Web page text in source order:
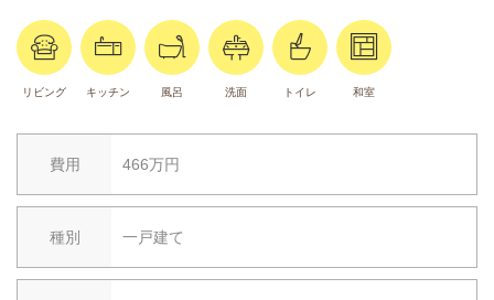
リビング キッチン 風呂 洗面 トイレ 和室
費用 466万円
種別 一戸建て